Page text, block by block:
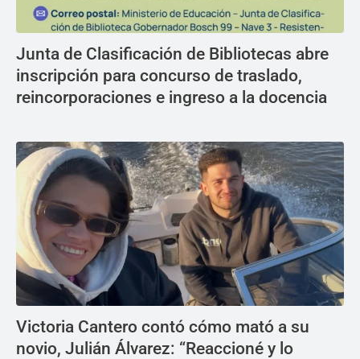
Junta de Clasificación de Bibliotecas abre
inscripción para concurso de traslado,
reincorporaciones e ingreso a la docencia
Victoria Cantero contó cómo mató a su
novio, Julián Álvarez: “Reaccioné y lo